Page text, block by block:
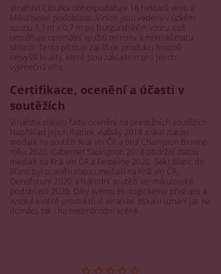
Vinařství Cibulka obhospodařuje 16 hektarů vinic v
Mikulovské podoblasti. Vinice jsou vedeny v úzkém
sponu 1,3 m x 0,7 m po burgundském vzoru, což
umožňuje optimální využití terroiru a mikroklimatu
oblasti. Tento přístup zajišťuje produkci hroznů
nejvyšší kvality, které jsou základem pro jejich
výjimečná vína.
Certifikace, ocenění a účasti v
soutěžích
Vinařství získalo řadu ocenění na prestižních soutěžích.
Například jejich Ryzlink vlašský 2018 získal zlatou
medaili na soutěži Král vín ČR a titul Champion Biovíno
roku 2020. Cabernet Sauvignon 2018 obdržel zlatou
medaili na Král vín ČR a Festwine 2020. Sekt Blanc de
Blanc byl oceněn zlatou medailí na Král vín ČR,
Oenoforum 2020 a Národní soutěži vín mikulovské
podoblasti 2020. Díky svému ekologickému přístupu a
vysoké kvalitě produktů si vinařství získalo uznání jak na
domácí, tak i na mezinárodní scéně.